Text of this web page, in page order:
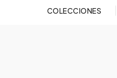
COLECCIONES